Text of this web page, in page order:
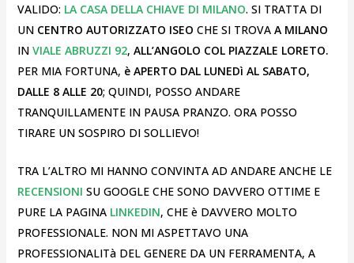
VALIDO: LA CASA DELLA CHIAVE DI MILANO. SI TRATTA DI
UN CENTRO AUTORIZZATO ISEO CHE SI TROVA A MILANO
INVIALE ABRUZZI 92, ALL’ANGOLO COL PIAZZALE LORETO.
PER MIA FORTUNA, è APERTO DAL LUNEDì AL SABATO,
DALLE 8 ALLE 20; QUINDI, POSSO ANDARE
TRANQUILLAMENTE IN PAUSA PRANZO. ORA POSSO
TIRARE UN SOSPIRO DI SOLLIEVO!
TRA L’ALTRO MI HANNO CONVINTA AD ANDARE ANCHE LE
RECENSIONI SU GOOGLE CHE SONO DAVVERO OTTIME E
PURE LA PAGINA LINKEDIN, CHE è DAVVERO MOLTO
PROFESSIONALE. NON MI ASPETTAVO UNA
PROFESSIONALITà DEL GENERE DA UN FERRAMENTA, A